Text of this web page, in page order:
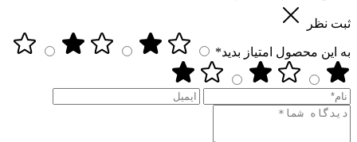
ثبت نظر
به این محصول امتیاز بدید*